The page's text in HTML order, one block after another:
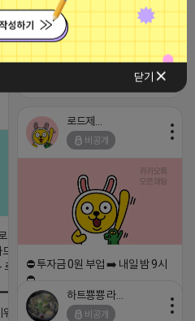
닫기
⚠⚠⚠리뷰 1500원⚠⚠⚠
댓글: 0개
보여드립
/ 자몽 등
로직변화,
쿠팡◀
드 검색
비공개
⛔️ 투자금 0원 부업 ➡️ 내일 밤 9시
⛔️
2026-04-18 17:23
하트뿅뿅 라이언
비공개